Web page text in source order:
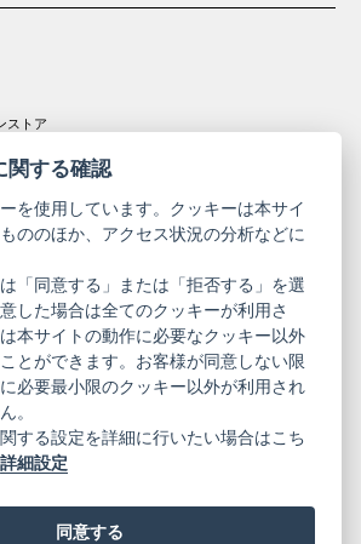
ストア
ート
ト
きものやまと振
袖
サイト
ご利用案内
特定商取引法に基づく表記
関する確認
を使用しています。クッキーは本サイ
ののほか、アクセス状況の分析などに
「同意する」または「拒否する」を選
した場合は全てのクッキーが利用さ
本サイトの動作に必要なクッキー以外
とができます。お客様が同意しない限
必要最小限のクッキー以外が利用され
。
する設定を詳細に行いたい場合はこち
詳細設定
同意する